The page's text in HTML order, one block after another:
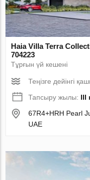
Haia Villa Terra
704223
Тұрғын үй кешені
Теңізге дейінгі
Тапсыру жылы: III
67R4+HRH Pearl
UAE